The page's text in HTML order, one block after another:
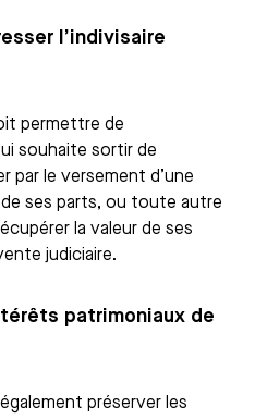
l’indivisaire
permettre de
souhaite sortir de
par le versement d’une
ses parts, ou toute autre
la valeur de ses
judiciaire.
patrimoniaux de
préserver les